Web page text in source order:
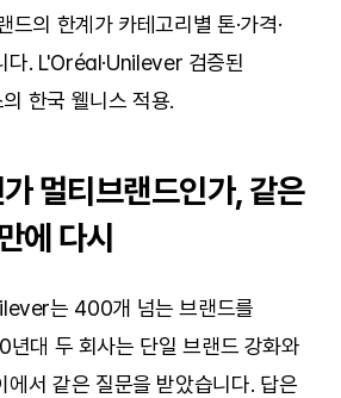
드의 한계가 카테고리별 톤·가격·
다. L'Oréal·Unilever 검증된
한국 웰니스 적용.
멀티브랜드인가, 같은
에 다시
는 400개 넘는 브랜드를
대 두 회사는 단일 브랜드 강화와
에서 같은 질문을 받았습니다. 답은